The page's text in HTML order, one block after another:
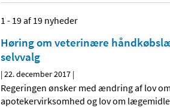
1 - 19 af 19 nyheder
Høring om veterinære
selvvalg
|22. december 2017 |
Regeringen ønsker med ændring af lov om
apotekervirksomhed og lov om